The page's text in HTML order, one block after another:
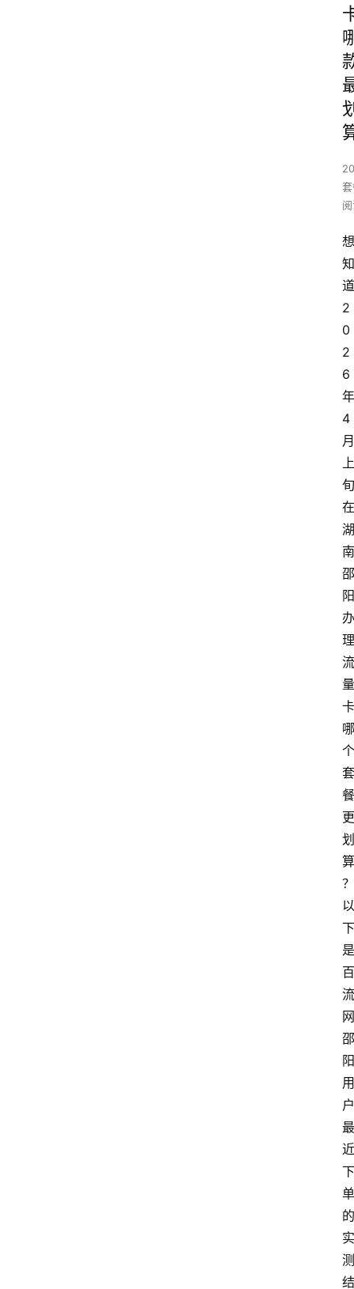
想
知
道
2
0
2
6
年
4
月
上
旬
在
湖
南
邵
阳
办
理
流
量
卡
哪
个
套
餐
更
划
算
？
以
下
是
百
流
网
邵
阳
用
户
最
近
下
单
的
实
测
结